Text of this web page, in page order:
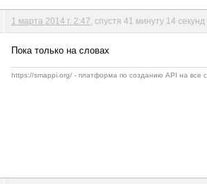
1 марта 2014 г. 2:47 , спустя 41 минуту 14 секунд
Пока только на словах
https://smappi.org/ - платформа по созданию API на все